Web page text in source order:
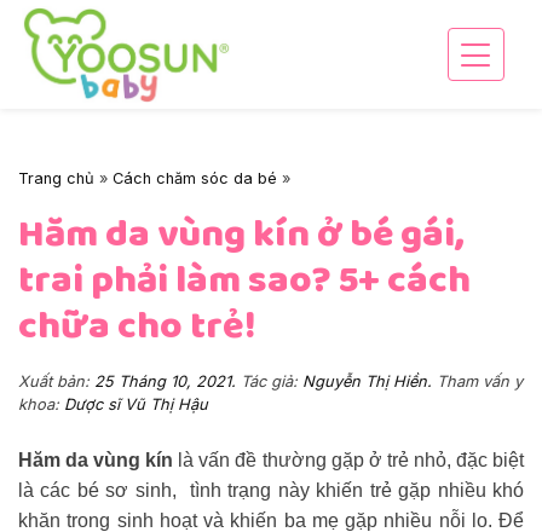
Skip
content
Trang chủ » Cách chăm sóc da bé »
Hăm da vùng kín ở bé gái,
trai phải làm sao? 5+ cách
chữa cho trẻ!
Xuất bản: 25 Tháng 10, 2021. Tác giả: Nguyễn Thị Hiền. Tham vấn y
khoa: Dược sĩ Vũ Thị Hậu
Hăm da vùng kín là vấn đề thường gặp ở trẻ nhỏ, đặc biệt
là các bé sơ sinh, tình trạng này khiến trẻ gặp nhiều khó
khăn trong sinh hoạt và khiến ba mẹ gặp nhiều nỗi lo. Để